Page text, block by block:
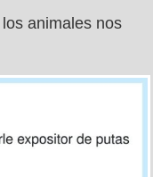
animales nos